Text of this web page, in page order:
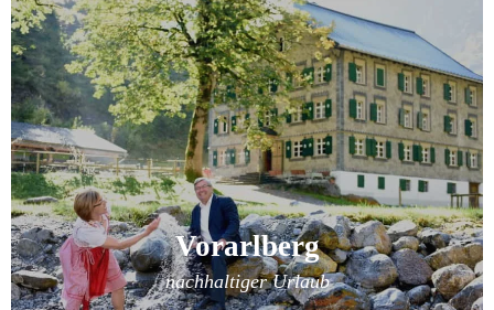
Vorarlberg
nachhaltiger Urlaub